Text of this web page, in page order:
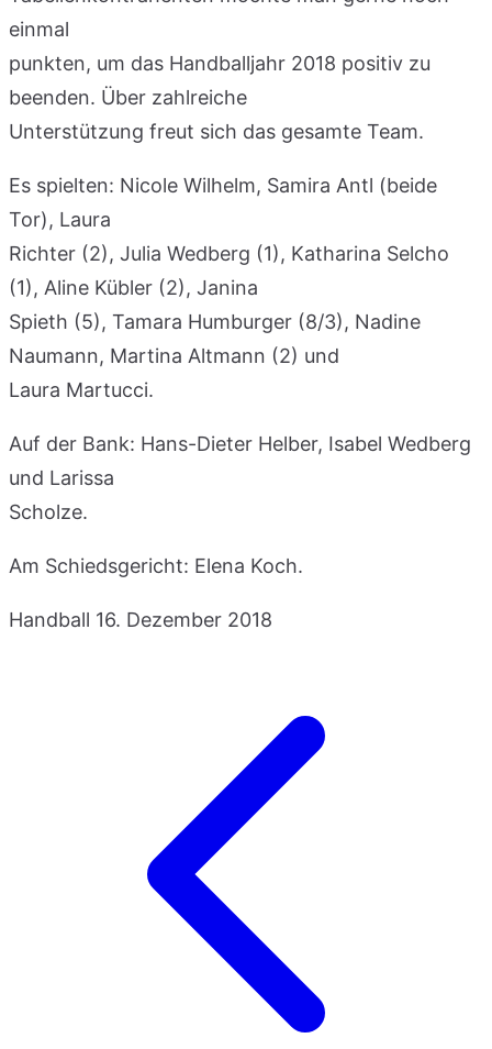
einmal
punkten, um das Handballjahr 2018 positiv zu
beenden. Über zahlreiche
Unterstützung freut sich das gesamte Team.
Es spielten: Nicole Wilhelm, Samira Antl (beide
Tor), Laura
Richter (2), Julia Wedberg (1), Katharina Selcho
(1), Aline Kübler (2), Janina
Spieth (5), Tamara Humburger (8/3), Nadine
Naumann, Martina Altmann (2) und
Laura Martucci.
Auf der Bank: Hans-Dieter Helber, Isabel Wedberg
und Larissa
Scholze.
Am Schiedsgericht: Elena Koch.
Handball 16. Dezember 2018